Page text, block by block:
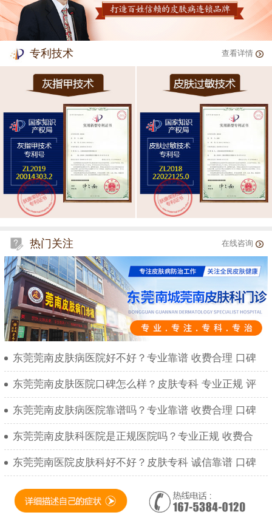
专利技术 查看详情
热门关注 在线咨询
东莞莞南皮肤病医院好不好？专业靠谱 收费合理 口碑
东莞莞南皮肤医院口碑怎么样？皮肤专科 专业正规 评
东莞莞南皮肤病医院靠谱吗？专业靠谱 收费合理 口碑
东莞莞南皮肤科医院是正规医院吗？专业正规 收费合
东莞莞南医院皮肤科好不好？皮肤专科 诚信靠谱 口碑